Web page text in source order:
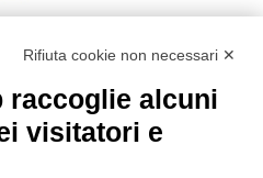
Rifiuta cookie non necessari ✕
raccoglie alcuni
visitatori e